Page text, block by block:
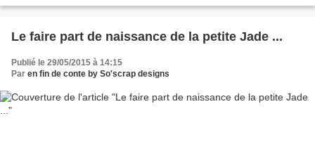
Le faire part de naissance de la petite Jade ...
Publié le 29/05/2015 à 14:15
Par en fin de conte by So'scrap designs